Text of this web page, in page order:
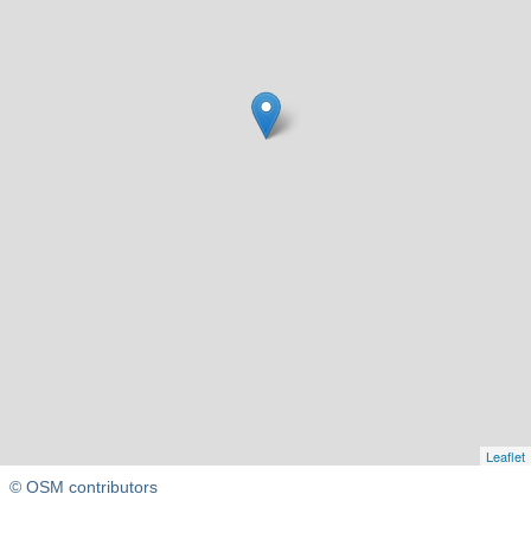
Leaflet
© OSM contributors